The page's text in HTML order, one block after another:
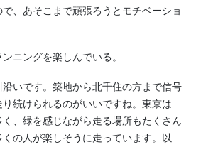
、あそこまで頑張ろうとモチベーショ
ニングを楽しんでいる。
いです。築地から北千住の方まで信号
続けられるのがいいですね。東京は
、緑を感じながら走る場所もたくさん
の人が楽しそうに走っています。以